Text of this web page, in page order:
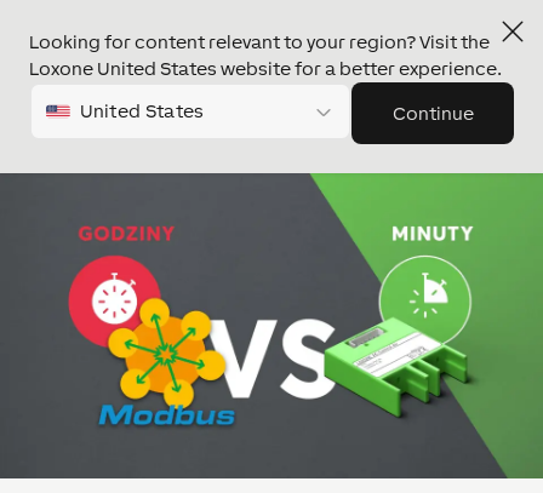
Looking for content relevant to your region? Visit the
Loxone United States website for a better experience.
United States Continue